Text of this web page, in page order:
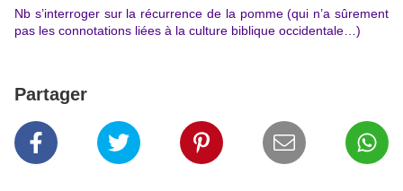
Nb s’interroger sur la récurrence de la pomme (qui n’a sûrement
pas les connotations liées à la culture biblique occidentale…)
Partager